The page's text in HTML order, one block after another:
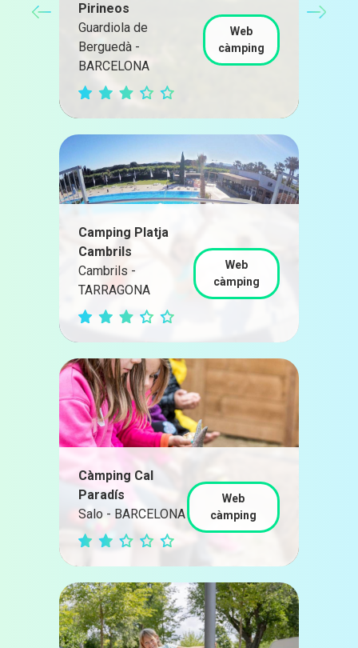
Pirineos
Guardiola de
Berguedà -
BARCELONA
Web
càmping
Camping Platja
Cambrils
Cambrils -
TARRAGONA
Web
càmping
Càmping Cal
Paradís
Salo - BARCELONA
Web
càmping